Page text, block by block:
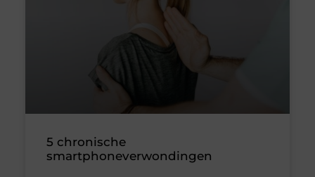
5 chronische
smartphoneverwondingen